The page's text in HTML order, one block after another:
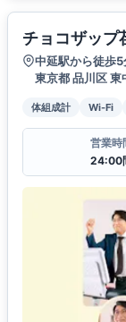
チョコザップ
中延駅から徒歩5
東京都 品川区 東
体組成計 Wi-Fi
営業時
24:00